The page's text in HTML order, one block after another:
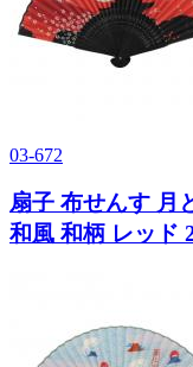
03-672
扇子 布せんす 月
和風 和柄 レッド